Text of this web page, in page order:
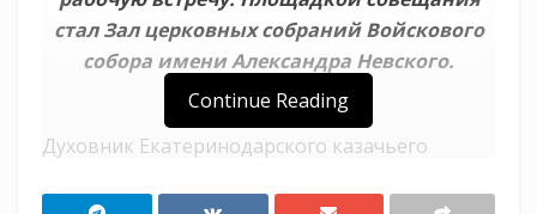
стал Зал церковных собраний Войскового
собора имени Александра Невского.
Духовник Екатеринодарского казачьего
началом встречи прочитал молитву на начало
Continue Reading